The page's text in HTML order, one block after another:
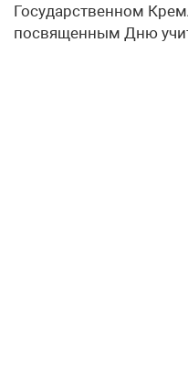
Государственном
посвященным Дню